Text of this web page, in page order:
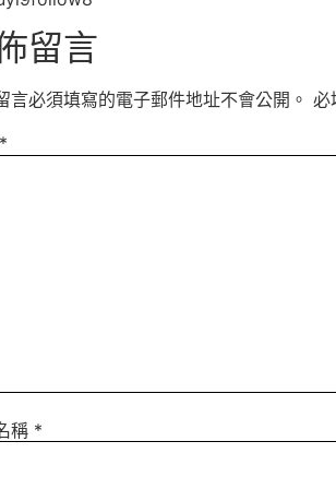
留言
言必須填寫的電子郵件地址不會公開。 必
*
稱 *